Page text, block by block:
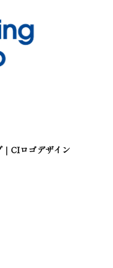
CIロゴデザイン